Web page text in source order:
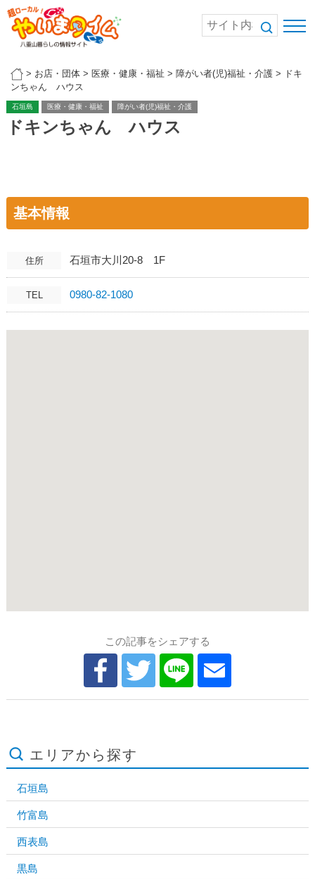
> お店・団体> 医療・健康・福祉 > 障がい者(児)福祉・介護> ドキ
ンちゃん ハウス
石垣島 医療・健康・福祉 障がい者(児)福祉・介護
ドキンちゃん ハウス
基本情報
住所 石垣市大川20-8 1F
TEL 0980-82-1080
この記事をシェアする
エリアから探す
石垣島
竹富島
西表島
黒島